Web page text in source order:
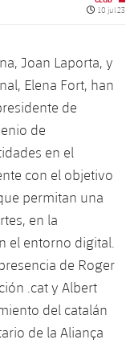
Fecha de
10 jul 23
​​Joan Laporta, y
Elena Fort, han
de
de
en el
con el objetivo
permitan una
en la
el entorno digital.
de Roger
.cat y Albert
del catalán
de la Aliança